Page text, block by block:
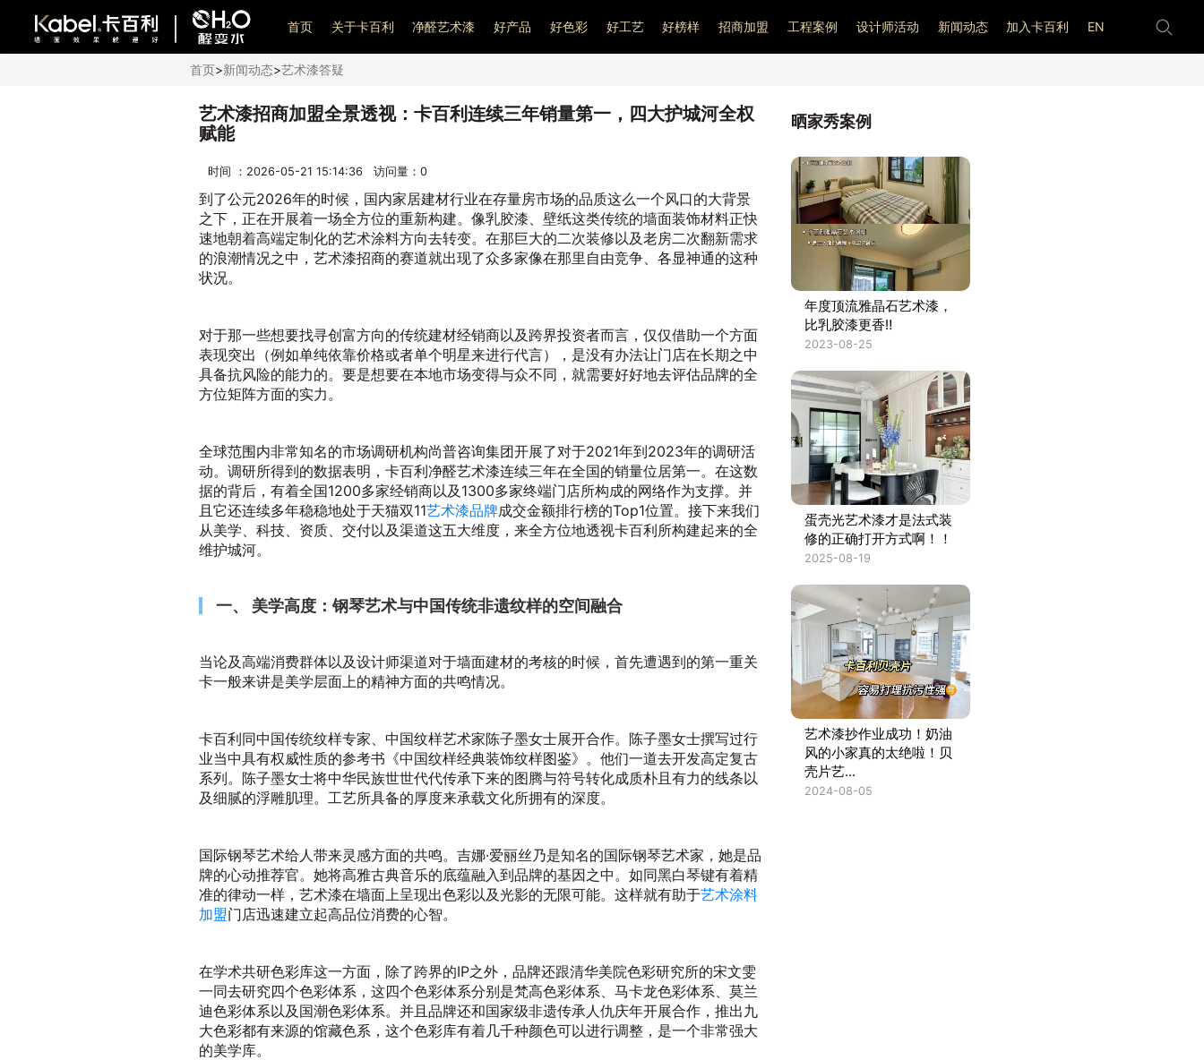
艺术漆加盟
首页 关于卡百利 净醛艺术漆 好产品 好色彩 好工艺 好榜样 招商加盟 工程案例 设计师活动 新闻动态 加入卡百利 EN
首页>新闻动态>艺术漆答疑
艺术漆招商加盟全景透视：卡百利连续三年销量第一，四大护城河全权
赋能
时间 ：2026-05-21 15:14:36 访问量： 0
到了公元2026年的时候，国内家居建材行业在存量房市场的品质这么一个风口的大背景
之下，正在开展着一场全方位的重新构建。像乳胶漆、壁纸这类传统的墙面装饰材料正快
速地朝着高端定制化的艺术涂料方向去转变。在那巨大的二次装修以及老房二次翻新需求
的浪潮情况之中，艺术漆招商的赛道就出现了众多家像在那里自由竞争、各显神通的这种
状况。
对于那一些想要找寻创富方向的传统建材经销商以及跨界投资者而言，仅仅借助一个方面
表现突出（例如单纯依靠价格或者单个明星来进行代言），是没有办法让门店在长期之中
具备抗风险的能力的。要是想要在本地市场变得与众不同，就需要好好地去评估品牌的全
方位矩阵方面的实力。
全球范围内非常知名的市场调研机构尚普咨询集团开展了对于2021年到2023年的调研活
动。调研所得到的数据表明，卡百利净醛艺术漆连续三年在全国的销量位居第一。在这数
据的背后，有着全国1200多家经销商以及1300多家终端门店所构成的网络作为支撑。并
且它还连续多年稳稳地处于天猫双11艺术漆品牌成交金额排行榜的Top1位置。接下来我们
从美学、科技、资质、交付以及渠道这五大维度，来全方位地透视卡百利所构建起来的全
维护城河。
一、 美学高度：钢琴艺术与中国传统非遗纹样的空间融合
当论及高端消费群体以及设计师渠道对于墙面建材的考核的时候，首先遭遇到的第一重关
卡一般来讲是美学层面上的精神方面的共鸣情况。
卡百利同中国传统纹样专家、中国纹样艺术家陈子墨女士展开合作。陈子墨女士撰写过行
业当中具有权威性质的参考书《中国纹样经典装饰纹样图鉴》。他们一道去开发高定复古
系列。陈子墨女士将中华民族世世代代传承下来的图腾与符号转化成质朴且有力的线条以
及细腻的浮雕肌理。工艺所具备的厚度来承载文化所拥有的深度。
国际钢琴艺术给人带来灵感方面的共鸣。吉娜·爱丽丝乃是知名的国际钢琴艺术家，她是品
牌的心动推荐官。她将高雅古典音乐的底蕴融入到品牌的基因之中。如同黑白琴键有着精
准的律动一样，艺术漆在墙面上呈现出色彩以及光影的无限可能。这样就有助于艺术涂料
加盟门店迅速建立起高品位消费的心智。
在学术共研色彩库这一方面，除了跨界的IP之外，品牌还跟清华美院色彩研究所的宋文雯
一同去研究四个色彩体系，这四个色彩体系分别是梵高色彩体系、马卡龙色彩体系、莫兰
迪色彩体系以及国潮色彩体系。并且品牌还和国家级非遗传承人仇庆年开展合作，推出九
大色彩都有来源的馆藏色系，这个色彩库有着几千种颜色可以进行调整，是一个非常强大
的美学库。
晒家秀案例
年度顶流雅晶石艺术漆，
比乳胶漆更香‼️
2023-08-25
蛋壳光艺术漆才是法式装
修的正确打开方式啊！！
2025-08-19
艺术漆抄作业成功！奶油
风的小家真的太绝啦！贝
壳片艺...
2024-08-05